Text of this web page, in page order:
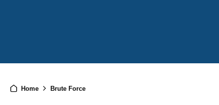
Home Brute Force